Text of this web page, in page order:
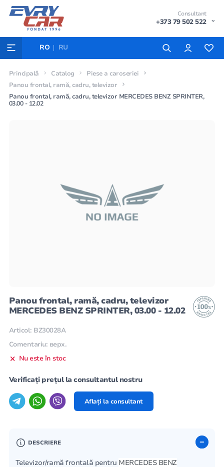
Consultant
+373 79 502 522
RO RU
Principală Catalog
Piese a caroseriei
Panou frontal, ramă, cadru, televizor
Panou frontal, ramă, cadru, televizor MERCEDES BENZ SPRINTER,
03.00 - 12.02
Panou frontal, ramă, cadru, televizor
MERCEDES BENZ SPRINTER, 03.00 - 12.02
Articol: BZ30028A
Comentariu: верх.
Nu este în stoc
Verificați prețul la consultantul nostru
Aflați la consultant
DESCRIERE
Televizor/ramă frontală pentru MERCEDES BENZ